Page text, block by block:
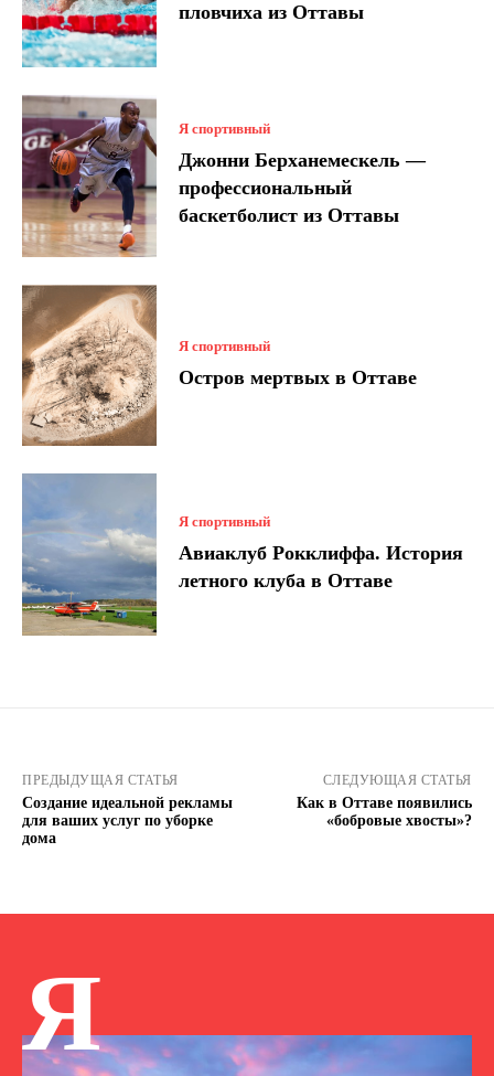
пловчиха из Оттавы
Я спортивный
Джонни Берханемескель —
профессиональный
баскетболист из Оттавы
Я спортивный
Остров мертвых в Оттаве
Я спортивный
Авиаклуб Рокклиффа. История
летного клуба в Оттаве
ПРЕДЫДУЩАЯ СТАТЬЯ
Создание идеальной рекламы
для ваших услуг по уборке
дома
СЛЕДУЮЩАЯ СТАТЬЯ
Как в Оттаве появились
«бобровые хвосты»?
Я